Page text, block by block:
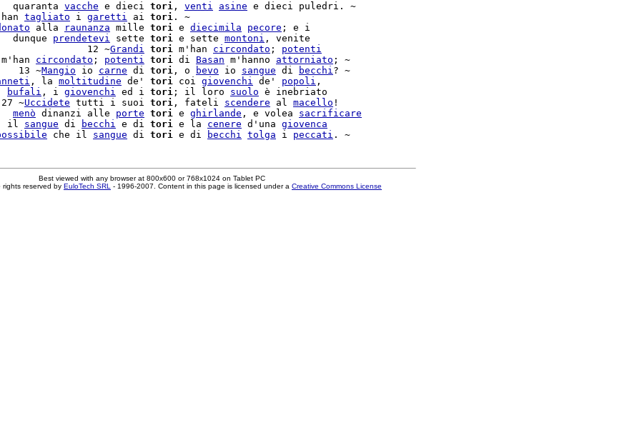
vacche e dieci tori , venti asine e dieci puledri. ~
tagliato i garetti ai tori . ~
alla raunanza mille tori e diecimila pecore ; e i
prendetevi sette tori e sette montoni , venite
12 ~Grandi tori m'han circondato ; potenti
circondato ; potenti tori di Basan m'hanno attorniato ; ~
13 ~Mangio io carne di tori , o bevo io sangue di becchi? ~
, la moltitudine de' tori coi giovenchi de' popoli ,
bufali , i giovenchi ed i tori ; il loro suolo
~Uccidete tutti i suoi tori , fateli scendere al macello !
menò dinanzi alle porte tori e ghirlande , e volea sacrificare
il sangue di becchi e di tori e la cenere d'una giovenca
che il sangue di tori e di becchi tolga i peccati
Best viewed with any browser at 800x600 or 768x1024 on Tablet PC
reserved by EuloTech SRL - 1996-2007. Content in this page is licensed under a Creative Commons License